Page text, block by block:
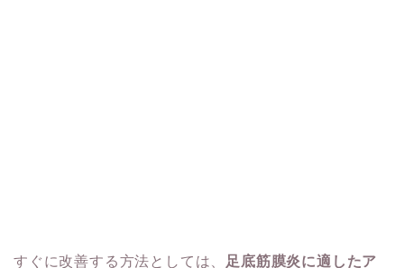
すぐに改善する方法としては、 足底筋膜炎に適したア